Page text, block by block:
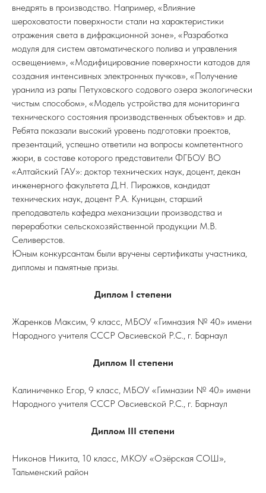
внедрять в производство. Например, «Влияние
шероховатости поверхности стали на характеристики
отражения света в дифракционной зоне», «Разработка
модуля для систем автоматического полива и управления
освещением», «Модифицирование поверхности катодов для
создания интенсивных электронных пучков», «Получение
уранила из рапы Петуховского содового озера экологически
чистым способом», «Модель устройства для мониторинга
технического состояния производственных объектов» и др.
Ребята показали высокий уровень подготовки проектов,
презентаций, успешно ответили на вопросы компетентного
жюри, в составе которого представители ФГБОУ ВО
«Алтайский ГАУ»: доктор технических наук, доцент, декан
инженерного факультета Д.Н. Пирожков, кандидат
технических наук, доцент Р.А. Куницын, старший
преподаватель кафедра механизации производства и
переработки сельскохозяйственной продукции М.В.
Селиверстов.
Юным конкурсантам были вручены сертификаты участника,
дипломы и памятные призы.
Диплом I степени
Жаренков Максим, 9 класс, МБОУ «Гимназия № 40» имени
Народного учителя СССР Овсиевской Р.С., г. Барнаул
Диплом II степени
Калиниченко Егор, 9 класс, МБОУ «Гимназии № 40» имени
Народного учителя СССР Овсиевской Р.С., г. Барнаул
Диплом III степени
Никонов Никита, 10 класс, МКОУ «Озёрская СОШ»,
Тальменский район